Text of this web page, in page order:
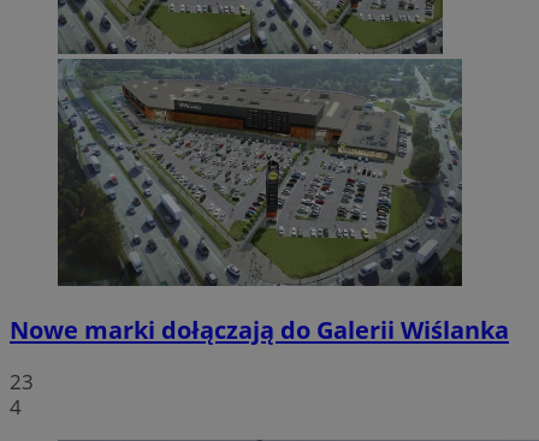
Nowe marki dołączają do Galerii Wiślanka
23
4